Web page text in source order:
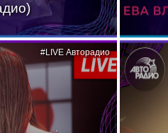
#LIVE Авторадио